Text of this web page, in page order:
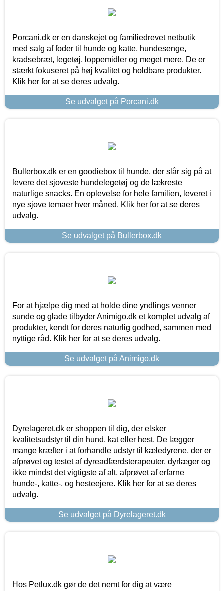
Porcani.dk er en danskejet og familiedrevet netbutik
med salg af foder til hunde og katte, hundesenge,
kradsebræt, legetøj, loppemidler og meget mere. De er
stærkt fokuseret på høj kvalitet og holdbare produkter.
Klik her for at se deres udvalg.
Se udvalget på Porcani.dk
Bullerbox.dk er en goodiebox til hunde, der slår sig på at
levere det sjoveste hundelegetøj og de lækreste
naturlige snacks. En oplevelse for hele familien, leveret i
nye sjove temaer hver måned. Klik her for at se deres
udvalg.
Se udvalget på Bullerbox.dk
For at hjælpe dig med at holde dine yndlings venner
sunde og glade tilbyder Animigo.dk et komplet udvalg af
produkter, kendt for deres naturlig godhed, sammen med
nyttige råd. Klik her for at se deres udvalg.
Se udvalget på Animigo.dk
Dyrelageret.dk er shoppen til dig, der elsker
kvalitetsudstyr til din hund, kat eller hest. De lægger
mange kræfter i at forhandle udstyr til kæledyrene, der er
afprøvet og testet af dyreadfærdsterapeuter, dyrlæger og
ikke mindst det vigtigste af alt, afprøvet af erfarne
hunde-, katte-, og hesteejere. Klik her for at se deres
udvalg.
Se udvalget på Dyrelageret.dk
Hos Petlux.dk gør de det nemt for dig at være